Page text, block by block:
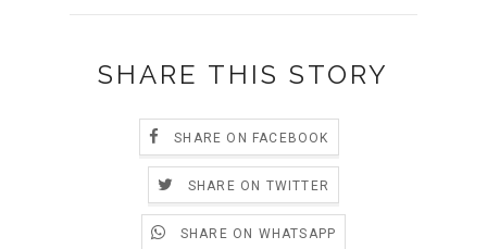
SHARE THIS STORY
SHARE ON FACEBOOK
SHARE ON TWITTER
SHARE ON WHATSAPP